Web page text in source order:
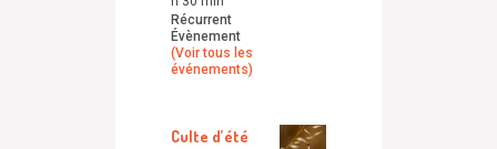
Récurrent
Évènement
(Voir tous les
événements)
Culte d’été